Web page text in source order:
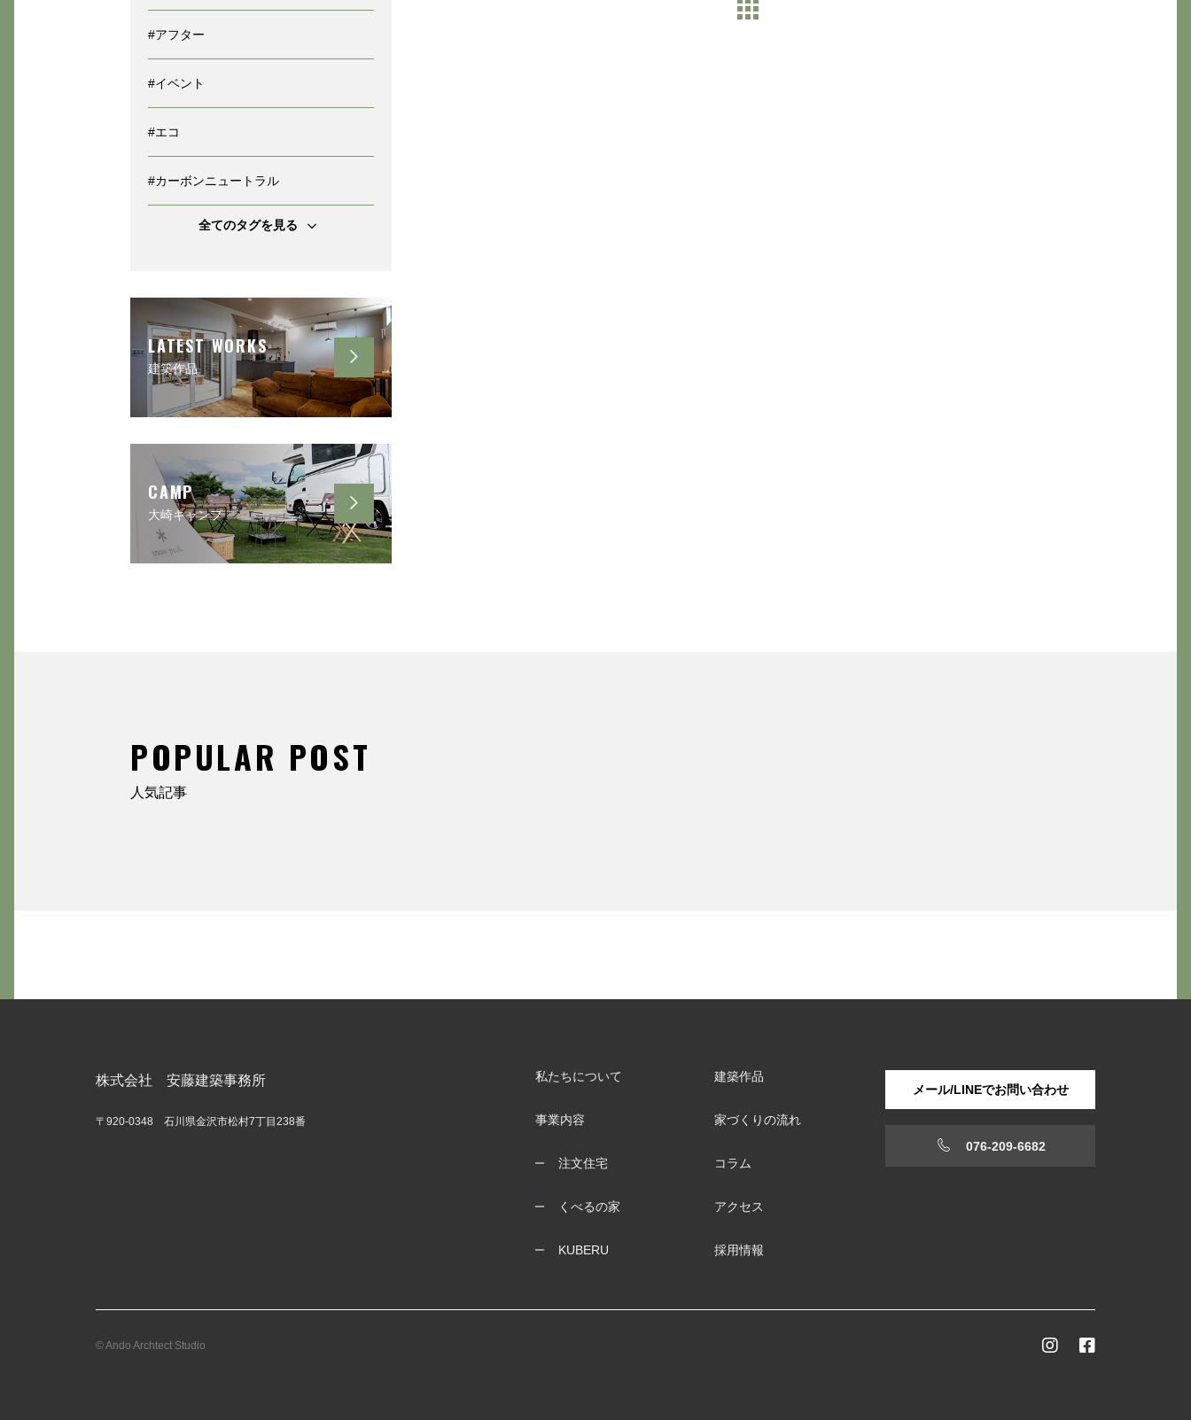
#アフター
#イベント
#エコ
#カーボンニュートラル
全てのタグを見る
LATEST WORKS
建築作品
CAMP
大崎キャンプ
POPULAR POST
人気記事
株式会社 安藤建築事務所
〒920-0348 石川県金沢市松村7丁目238番
私たちについて
事業内容
注文住宅
くべるの家
KUBERU
建築作品
家づくりの流れ
コラム
アクセス
採用情報
メール/LINEでお問い合わせ
076-209-6682
© Ando Archtect Studio